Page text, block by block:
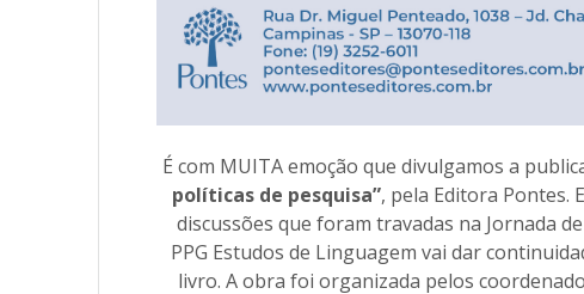
É com MUITA emoção que divulgamos a
políticas de pesquisa”, pela Editora Pontes.
discussões que foram travadas na Jornada
PPG Estudos de Linguagem vai dar
livro. A obra foi organizada pelos